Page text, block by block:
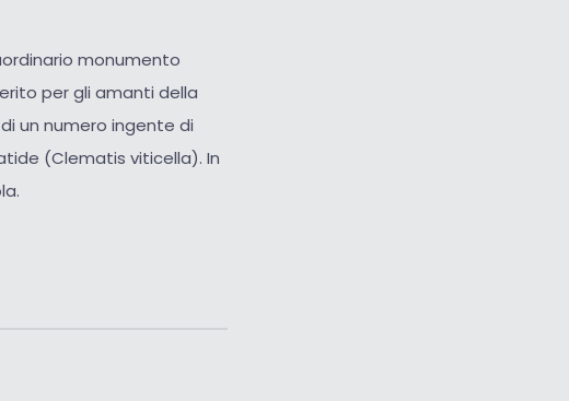
monumento
per gli amanti della
un numero ingente di
(Clematis viticella). In